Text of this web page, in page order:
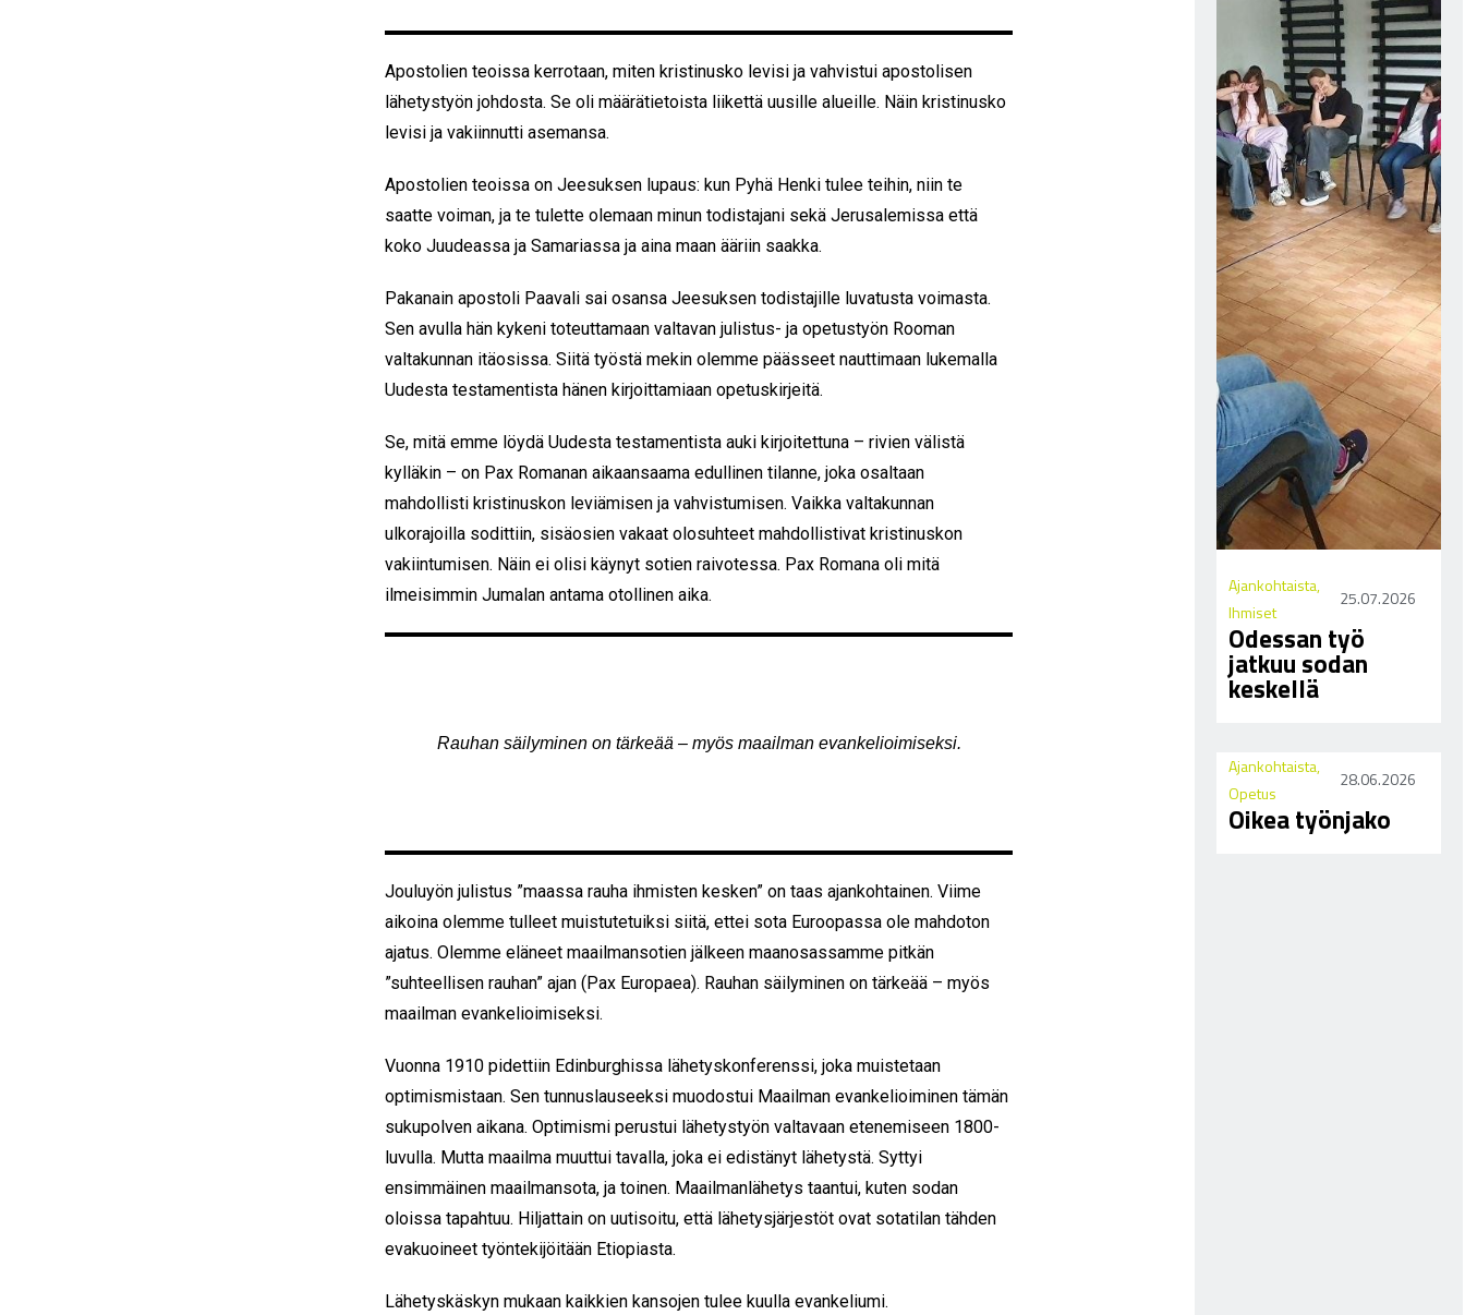
Apostolien teoissa kerrotaan, miten kristinusko levisi ja vahvistui apostolisen
lähetystyön johdosta. Se oli määrätietoista liikettä uusille alueille. Näin kristinusko
levisi ja vakiinnutti asemansa.
Apostolien teoissa on Jeesuksen lupaus: kun Pyhä Henki tulee teihin, niin te
saatte voiman, ja te tulette olemaan minun todistajani sekä Jerusalemissa että
koko Juudeassa ja Samariassa ja aina maan ääriin saakka.
Pakanain apostoli Paavali sai osansa Jeesuksen todistajille luvatusta voimasta.
Sen avulla hän kykeni toteuttamaan valtavan julistus- ja opetustyön Rooman
valtakunnan itäosissa. Siitä työstä mekin olemme päässeet nauttimaan lukemalla
Uudesta testamentista hänen kirjoittamiaan opetuskirjeitä.
Se, mitä emme löydä Uudesta testamentista auki kirjoitettuna – rivien välistä
kylläkin – on Pax Romanan aikaansaama edullinen tilanne, joka osaltaan
mahdollisti kristinuskon leviämisen ja vahvistumisen. Vaikka valtakunnan
ulkorajoilla sodittiin, sisäosien vakaat olosuhteet mahdollistivat kristinuskon
vakiintumisen. Näin ei olisi käynyt sotien raivotessa. Pax Romana oli mitä
ilmeisimmin Jumalan antama otollinen aika.
Rauhan säilyminen on tärkeää – myös maailman evankelioimiseksi.
Jouluyön julistus ”maassa rauha ihmisten kesken” on taas ajankohtainen. Viime
aikoina olemme tulleet muistutetuiksi siitä, ettei sota Euroopassa ole mahdoton
ajatus. Olemme eläneet maailmansotien jälkeen maanosassamme pitkän
”suhteellisen rauhan” ajan (Pax Europaea). Rauhan säilyminen on tärkeää – myös
maailman evankelioimiseksi.
Vuonna 1910 pidettiin Edinburghissa lähetyskonferenssi, joka muistetaan
optimismistaan. Sen tunnuslauseeksi muodostui Maailman evankelioiminen tämän
sukupolven aikana. Optimismi perustui lähetystyön valtavaan etenemiseen 1800-
luvulla. Mutta maailma muuttui tavalla, joka ei edistänyt lähetystä. Syttyi
ensimmäinen maailmansota, ja toinen. Maailmanlähetys taantui, kuten sodan
oloissa tapahtuu. Hiljattain on uutisoitu, että lähetysjärjestöt ovat sotatilan tähden
evakuoineet työntekijöitään Etiopiasta.
Lähetyskäskyn mukaan kaikkien kansojen tulee kuulla evankeliumi.
Ajankohtaista,
Ihmiset
25.07.2026
Odessan työ
jatkuu sodan
keskellä
Ajankohtaista,
Opetus
28.06.2026
Oikea työnjako